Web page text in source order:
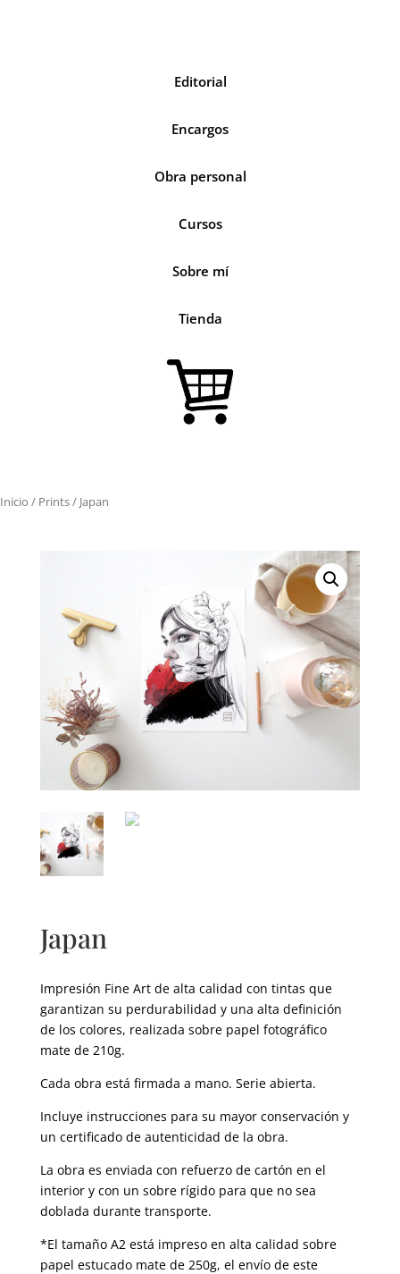
Editorial
Encargos
Obra personal
Cursos
Sobre mí
Tienda
Inicio / Prints/ Japan
Japan
Impresión Fine Art de alta calidad con tintas que
garantizan su perdurabilidad y una alta definición
de los colores, realizada sobre papel fotográfico
mate de 210g.
Cada obra está firmada a mano. Serie abierta.
Incluye instrucciones para su mayor conservación y
un certificado de autenticidad de la obra.
La obra es enviada con refuerzo de cartón en el
interior y con un sobre rígido para que no sea
doblada durante transporte.
*El tamaño A2 está impreso en alta calidad sobre
papel estucado mate de 250g, el envío de este